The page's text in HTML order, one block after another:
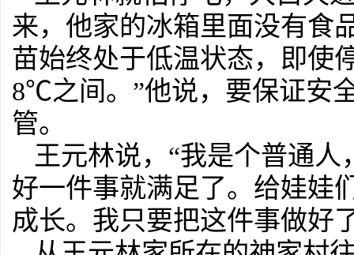
来，他家的冰箱里面没有食
苗始终处于低温状态，即使
8℃之间。”他说，要保证安
管。
王元林说，“我是个普通
好一件事就满足了。给娃娃
成长。我只要把这件事做好